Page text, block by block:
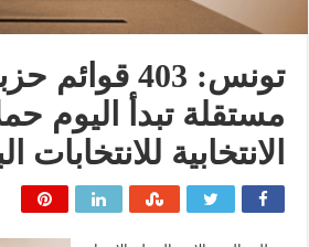
تونس: 403
مستقلة تبدأ اليوم
الانتخابية للانتخابات